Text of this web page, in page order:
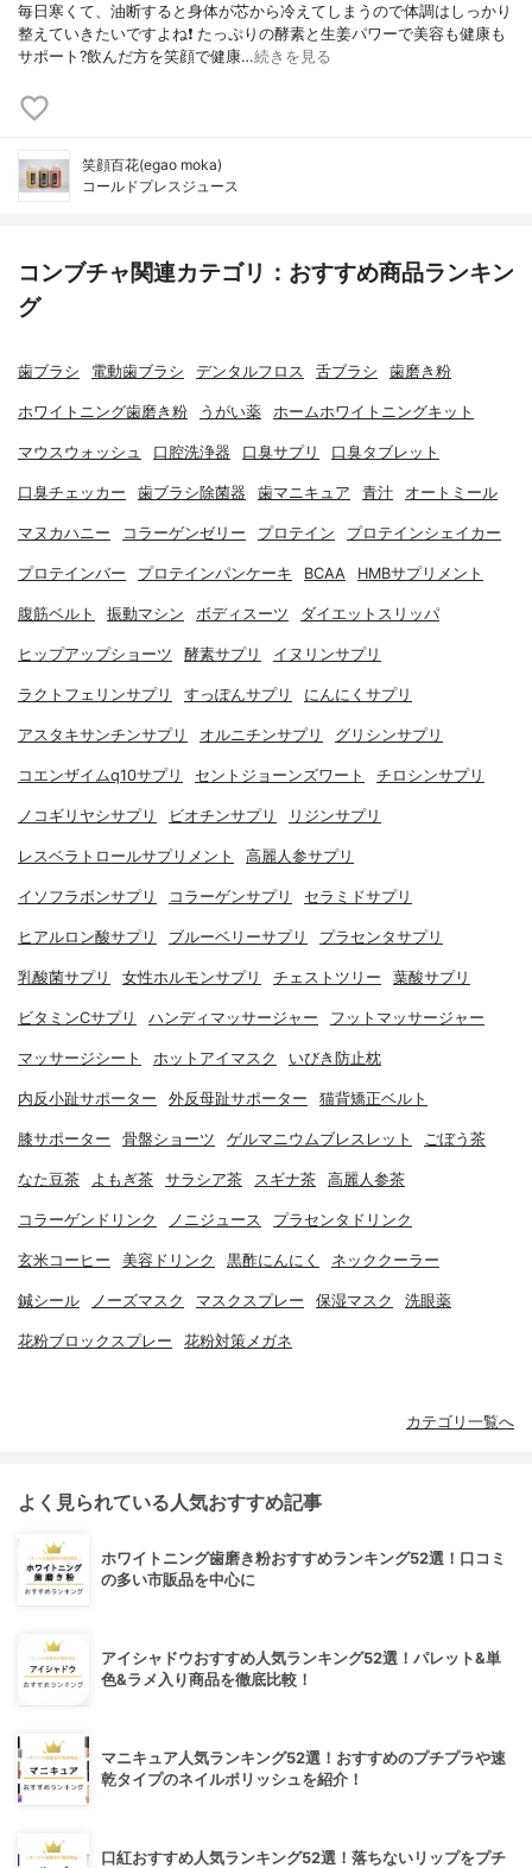
毎日寒くて、油断すると身体が芯から冷えてしまうので体調はしっかり
整えていきたいですよね❗ たっぷりの酵素と生姜パワーで美容も健康も
サポート?飲んだ方を笑顔で健康…続きを見る
笑顔百花(egao moka)
コールドプレスジュース
コンブチャ関連カテゴリ：おすすめ商品ランキン
グ
歯ブラシ 電動歯ブラシ デンタルフロス 舌ブラシ 歯磨き粉
ホワイトニング歯磨き粉 うがい薬 ホームホワイトニングキット
マウスウォッシュ 口腔洗浄器 口臭サプリ 口臭タブレット
口臭チェッカー 歯ブラシ除菌器 歯マニキュア 青汁 オートミール
マヌカハニー コラーゲンゼリー プロテイン プロテインシェイカー
プロテインバー プロテインパンケーキ BCAA HMBサプリメント
腹筋ベルト 振動マシン ボディスーツ ダイエットスリッパ
ヒップアップショーツ 酵素サプリ イヌリンサプリ
ラクトフェリンサプリ すっぽんサプリ にんにくサプリ
アスタキサンチンサプリ オルニチンサプリ グリシンサプリ
コエンザイムq10サプリ セントジョーンズワート チロシンサプリ
ノコギリヤシサプリ ビオチンサプリ リジンサプリ
レスベラトロールサプリメント 高麗人参サプリ
イソフラボンサプリ コラーゲンサプリ セラミドサプリ
ヒアルロン酸サプリ ブルーベリーサプリ プラセンタサプリ
乳酸菌サプリ 女性ホルモンサプリ チェストツリー 葉酸サプリ
ビタミンCサプリ ハンディマッサージャー フットマッサージャー
マッサージシート ホットアイマスク いびき防止枕
内反小趾サポーター 外反母趾サポーター 猫背矯正ベルト
膝サポーター 骨盤ショーツ ゲルマニウムブレスレット ごぼう茶
なた豆茶 よもぎ茶 サラシア茶 スギナ茶 高麗人参茶
コラーゲンドリンク ノニジュース プラセンタドリンク
玄米コーヒー 美容ドリンク 黒酢にんにく ネッククーラー
鍼シール ノーズマスク マスクスプレー 保湿マスク 洗眼薬
花粉ブロックスプレー 花粉対策メガネ
カテゴリ一覧へ
よく見られている人気おすすめ記事
ホワイトニング歯磨き粉おすすめランキング52選！口コミ
の多い市販品を中心に
アイシャドウおすすめ人気ランキング52選！パレット&単
色&ラメ入り商品を徹底比較！
マニキュア人気ランキング52選！おすすめのプチプラや速
乾タイプのネイルポリッシュを紹介！
口紅おすすめ人気ランキング52選！落ちないリップをプチ